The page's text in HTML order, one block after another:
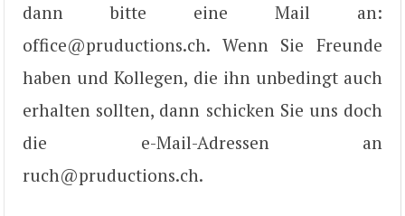
dann bitte eine Mail an:
office@pruductions.ch. Wenn Sie Freunde
haben und Kollegen, die ihn unbedingt auch
erhalten sollten, dann schicken Sie uns doch
die e-Mail-Adressen an
ruch@pruductions.ch.